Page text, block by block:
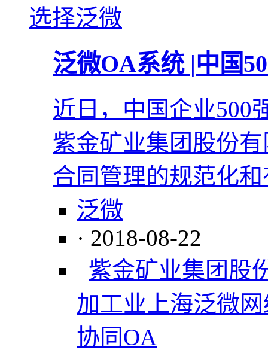
泛微OA系统 |中国
近日，中国企业
紫金矿业集团股份
合同管理的规范化
泛微
· 2018-08-22
紫金矿业集团股
加工业 上海泛微
协同OA